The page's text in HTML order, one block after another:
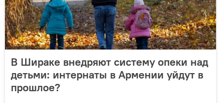
В Шираке внедряют систему опеки над
детьми: интернаты в Армении уйдут в
прошлое?